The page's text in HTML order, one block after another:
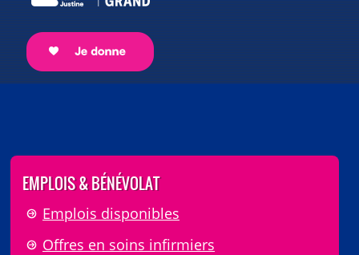
EMPLOIS & BÉNÉVOLAT
Emplois disponibles
Offres en soins infirmiers